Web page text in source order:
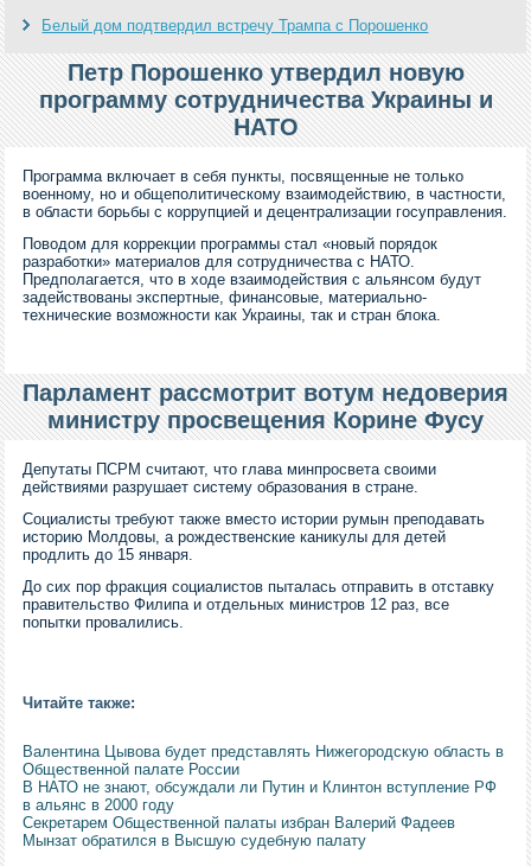
Белый дом подтвердил встречу Трампа с Порошенко
Петр Порошенко утвердил новую
программу сотрудничества Украины и
НАТО
Программа включает в себя пункты, посвященные не только
военному, но и общеполитическому взаимодействию, в частности,
в области борьбы с коррупцией и децентрализации госуправления.
Поводом для коррекции программы стал «новый порядок
разработки» материалов для сотрудничества с НАТО.
Предполагается, что в ходе взаимодействия с альянсом будут
задействованы экспертные, финансовые, материально-
технические возможности как Украины, так и стран блока.
Парламент рассмотрит вотум недоверия
министру просвещения Корине Фусу
Депутаты ПСРМ считают, что глава минпросвета своими
действиями разрушает систему образования в стране.
Социалисты требуют также вместо истории румын преподавать
историю Молдовы, а рождественские каникулы для детей
продлить до 15 января.
До сих пор фракция социалистов пыталась отправить в отставку
правительство Филипа и отдельных министров 12 раз, все
попытки провалились.
Читайте также:
Валентина Цывова будет представлять Нижегородскую область в
Общественной палате России
В НАТО не знают, обсуждали ли Путин и Клинтон вступление РФ
в альянс в 2000 году
Секретарем Общественной палаты избран Валерий Фадеев
Мынзат обратился в Высшую судебную палату